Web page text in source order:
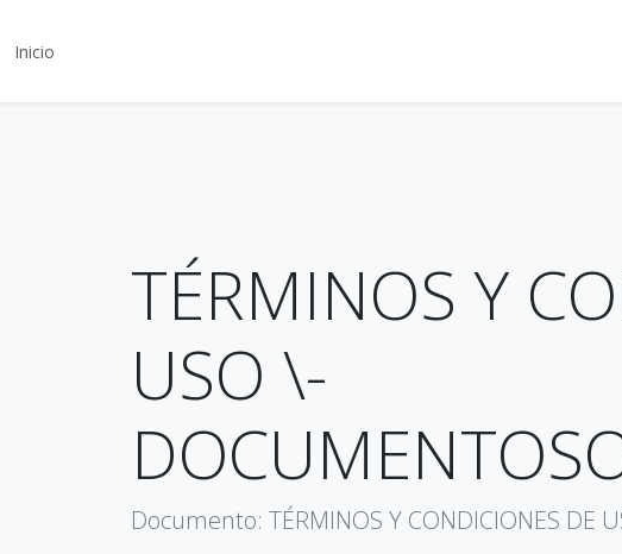
Inicio
TÉRMINOS Y
USO \-
Documento: TÉRMINOS Y CONDICIONES DE